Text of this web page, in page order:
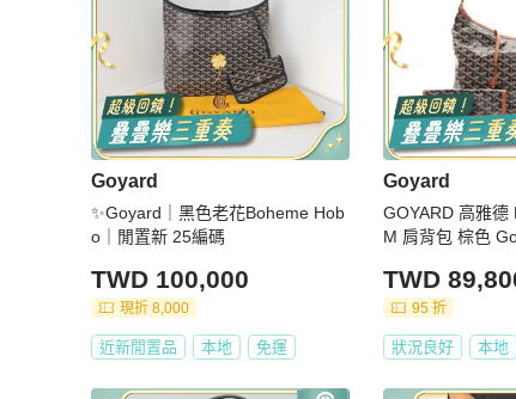
Goyard
✨Goyard｜黑色老花Boheme Hob
o｜閒置新 25編碼
TWD 100,000
現折 8,000
近新閒置品 本地 免運
Goyard
GOYARD 高雅
M 肩背包 棕色
TWD
95 折
狀況良好 本地